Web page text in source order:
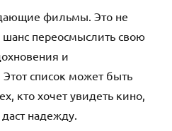
фильмы. Это не
шанс переосмыслить свою
и
список может быть
кто хочет увидеть кино,
надежду.